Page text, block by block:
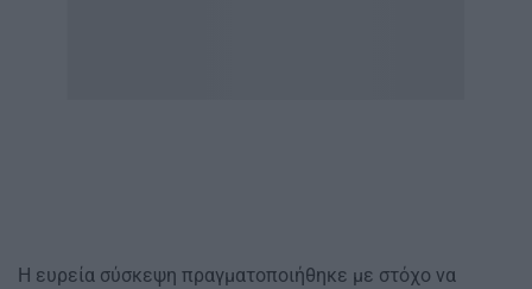
Η ευρεία σύσκεψη πραγματοποιήθηκε με στόχο να